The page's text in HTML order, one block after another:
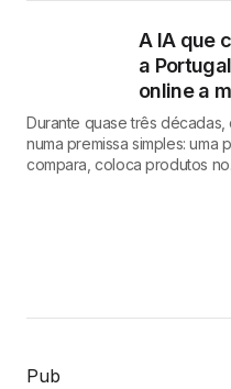
A IA que
a
online a
Durante quase três
numa premissa simples: uma
compara, coloca produtos
Pub